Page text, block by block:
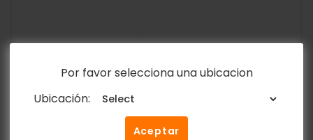
Por favor selecciona una ubicacion
Ubicación:
Aceptar